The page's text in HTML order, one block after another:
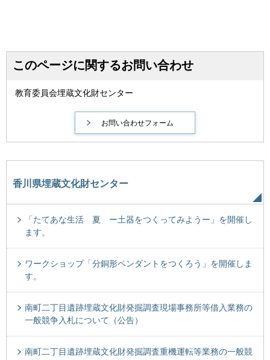
このページに関するお問い合わせ
教育委員会埋蔵文化財センター
香川県埋蔵文化財センター
「たてあな生活 夏 ー土器をつくってみようー」を開催し
ます。
ワークショップ「分銅形ペンダントをつくろう」を開催しま
す。
南町二丁目遺跡埋蔵文化財発掘調査現場事務所等借入業務の
一般競争入札について（公告）
南町二丁目遺跡埋蔵文化財発掘調査重機運転等業務の一般競